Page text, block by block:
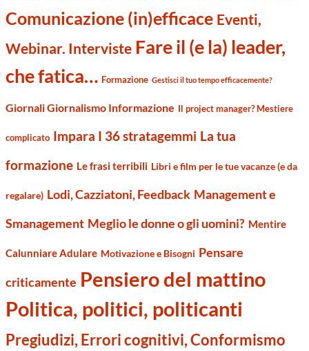
Comunicazione (in)efficace Eventi,
Webinar. Interviste Fare il (e la) leader,
che fatica… Formazione Gestisci il tuo tempo efficacemente?
Giornali Giornalismo Informazione Il project manager? Mestiere
complicato Impara I 36 stratagemmi La tua
formazione Le frasi terribili Libri e film per le tue vacanze (e da
regalare) Lodi, Cazziatoni, Feedback Management e
Smanagement Meglio le donne o gli uomini? Mentire
Calunniare Adulare Motivazione e Bisogni Pensare
criticamente Pensiero del mattino
Politica, politici, politicanti
Pregiudizi, Errori cognitivi, Conformismo